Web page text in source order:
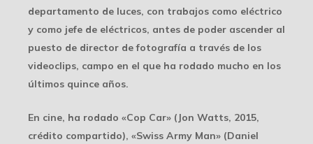
departamento de luces, con trabajos como eléctrico
y como jefe de eléctricos, antes de poder ascender al
puesto de director de fotografía a través de los
videoclips, campo en el que ha rodado mucho en los
últimos quince años.
En cine, ha rodado «Cop Car» (Jon Watts, 2015,
crédito compartido), «Swiss Army Man» (Daniel